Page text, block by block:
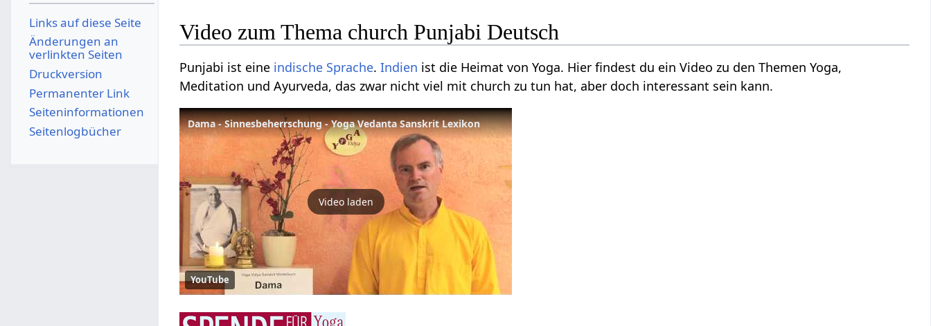
Video zum Thema church Punjabi Deutsch
Punjabi ist eine indische Sprache.Indien ist die Heimat von Yoga. Hier findest du ein Video zu den Themen Yoga,
Meditation und Ayurveda, das zwar nicht viel mit church zu tun hat, aber doch interessant sein kann.
Dama - Sinnesbeherrschung - Yoga Vedanta Sanskrit Lexikon
Video laden
YouTube
Links auf diese Seite
Änderungen an
verlinkten Seiten
Druckversion
Permanenter Link
Seiten­­informationen
Seitenlogbücher